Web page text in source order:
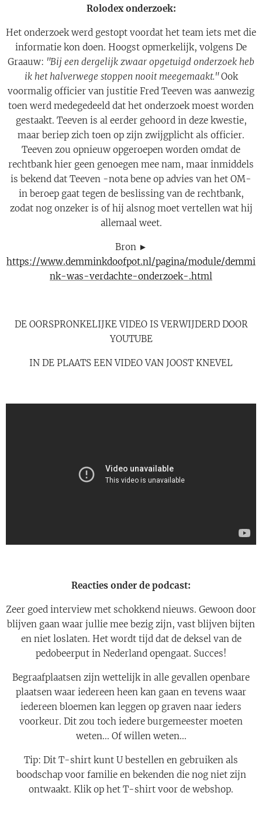
Rolodex onderzoek:
Het onderzoek werd gestopt voordat het team iets met die
informatie kon doen. Hoogst opmerkelijk, volgens De
Graauw: "Bij een dergelijk zwaar opgetuigd onderzoek heb
ik het halverwege stoppen nooit meegemaakt."Ook
voormalig officier van justitie Fred Teeven was aanwezig
toen werd medegedeeld dat het onderzoek moest worden
gestaakt. Teeven is al eerder gehoord in deze kwestie,
maar beriep zich toen op zijn zwijgplicht als officier.
Teeven zou opnieuw opgeroepen worden omdat de
rechtbank hier geen genoegen mee nam, maar inmiddels
is bekend dat Teeven -nota bene op advies van het OM-
in beroep gaat tegen de beslissing van de rechtbank,
zodat nog onzeker is of hij alsnog moet vertellen wat hij
allemaal weet.
Bron ►
https://www.demminkdoofpot.nl/pagina/module/demmi
nk-was-verdachte-onderzoek-.html
DE OORSPRONKELIJKE VIDEO IS VERWIJDERD DOOR
YOUTUBE
IN DE PLAATS EEN VIDEO VAN JOOST KNEVEL
Reacties onder de podcast:
Zeer goed interview met schokkend nieuws. Gewoon door
blijven gaan waar jullie mee bezig zijn, vast blijven bijten
en niet loslaten. Het wordt tijd dat de deksel van de
pedobeerput in Nederland opengaat. Succes!
Begraafplaatsen zijn wettelijk in alle gevallen openbare
plaatsen waar iedereen heen kan gaan en tevens waar
iedereen bloemen kan leggen op graven naar ieders
voorkeur. Dit zou toch iedere burgemeester moeten
weten... Of willen weten...
Tip: Dit T-shirt kunt U bestellen en gebruiken als
boodschap voor familie en bekenden die nog niet zijn
ontwaakt. Klik op het T-shirt voor de webshop.